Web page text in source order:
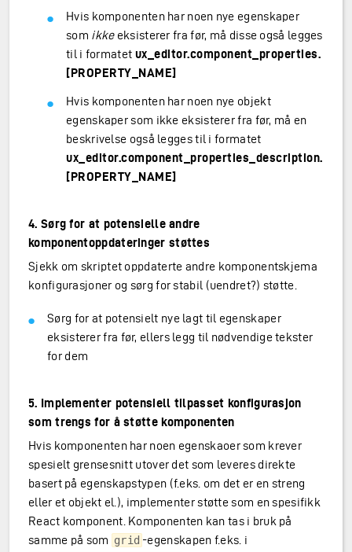
Hvis komponenten har noen nye egenskaper
som ikkeeksisterer fra før, må disse også legges
til i formatet ux_editor.component_properties.
[PROPERTY_NAME]
Hvis komponenten har noen nye objekt
egenskaper som ikke eksisterer fra før, må en
beskrivelse også legges til i formatet
ux_editor.component_properties_description.
[PROPERTY_NAME]
4. Sørg for at potensielle andre
komponentoppdateringer støttes
Sjekk om skriptet oppdaterte andre komponentskjema
konfigurasjoner og sørg for stabil (uendret?) støtte.
Sørg for at potensielt nye lagt til egenskaper
eksisterer fra før, ellers legg til nødvendige tekster
for dem
5. Implementer potensiell tilpasset konfigurasjon
som trengs for å støtte komponenten
Hvis komponenten har noen egenskaoer som krever
spesielt grensesnitt utover det som leveres direkte
basert på egenskapstypen (f.eks. om det er en streng
eller et objekt el.), implementer støtte som en spesifikk
React komponent. Komponenten kan tas i bruk på
samme på som grid -egenskapen f.eks. i